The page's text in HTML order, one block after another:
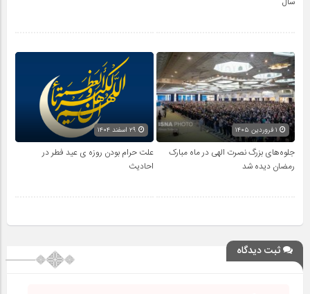
جلوه‌های بزرگ نصرت الهی در ماه مبارک
رمضان دیده شد
علت حرام بودن روزه ی عید فطر در
احادیث
ثبت دیدگاه